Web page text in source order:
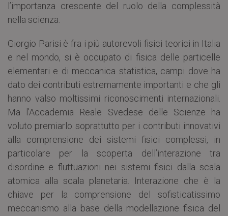
l’importanza crescente del ruolo della complessità
nella scienza.
Giorgio Parisi è fra i più autorevoli fisici teorici in Italia
e nel mondo, si è occupato di fisica delle particelle
elementari e di meccanica statistica, campi dove ha
dato dei contributi estremamente importanti e che gli
hanno valso moltissimi riconoscimenti internazionali.
Ma l’Accademia Reale Svedese delle Scienze ha
voluto premiarlo soprattutto per i contributi innovativi
alla comprensione dei sistemi fisici complessi, in
particolare per la scoperta dell’interazione tra
disordine e fluttuazioni nei sistemi fisici dalla scala
atomica alla scala planetaria. Interazione che è la
chiave per la comprensione del sofisticatissimo
meccanismo alla base della modellazione fisica del